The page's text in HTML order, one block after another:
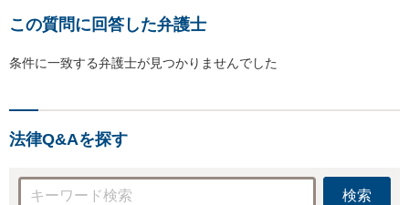
この質問に回答した弁護士
条件に一致する弁護士が見つかりませんでした
法律Q&Aを探す
検索